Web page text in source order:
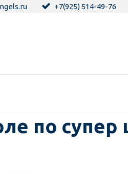
+7(925) 514-49-76
по супер